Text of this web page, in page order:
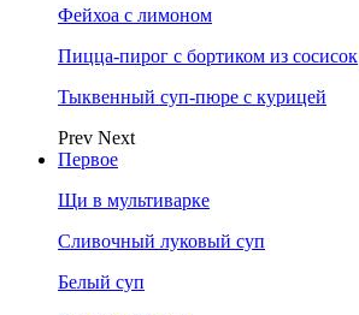
Фейхоа с лимоном
Пицца-пирог с бортиком из сосисок
Тыквенный суп-пюре с курицей
Prev Next
Первое
Щи в мультиварке
Сливочный луковый суп
Белый суп